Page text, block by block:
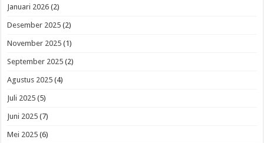
Januari 2026 (2)
Desember 2025 (2)
November 2025 (1)
September 2025 (2)
Agustus 2025 (4)
Juli 2025 (5)
Juni 2025 (7)
Mei 2025 (6)